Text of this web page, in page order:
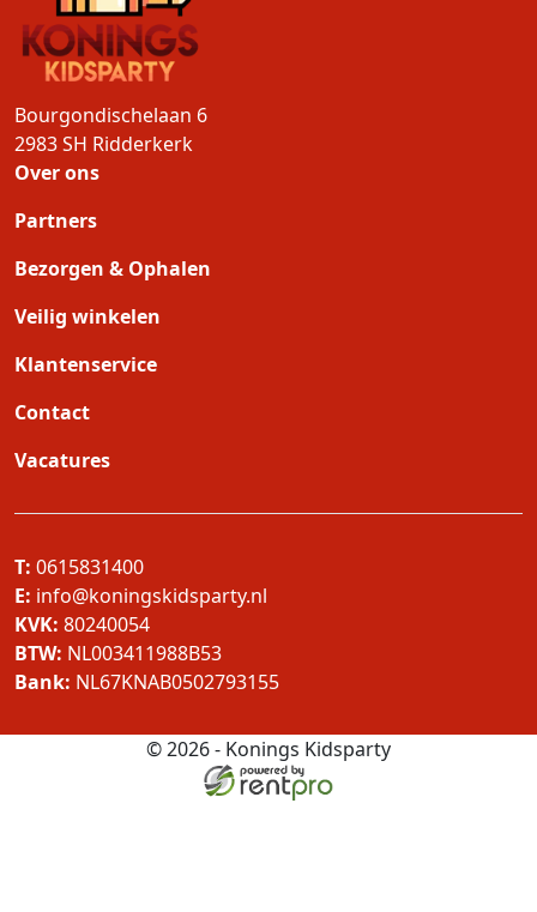
Bourgondischelaan 6
2983 SH Ridderkerk
Over ons
Partners
Bezorgen & Ophalen
Veilig winkelen
Klantenservice
Contact
Vacatures
T: 0615831400
E: info@koningskidsparty.nl
KVK: 80240054
BTW: NL003411988B53
Bank: NL67KNAB0502793155
© 2026 - Konings Kidsparty